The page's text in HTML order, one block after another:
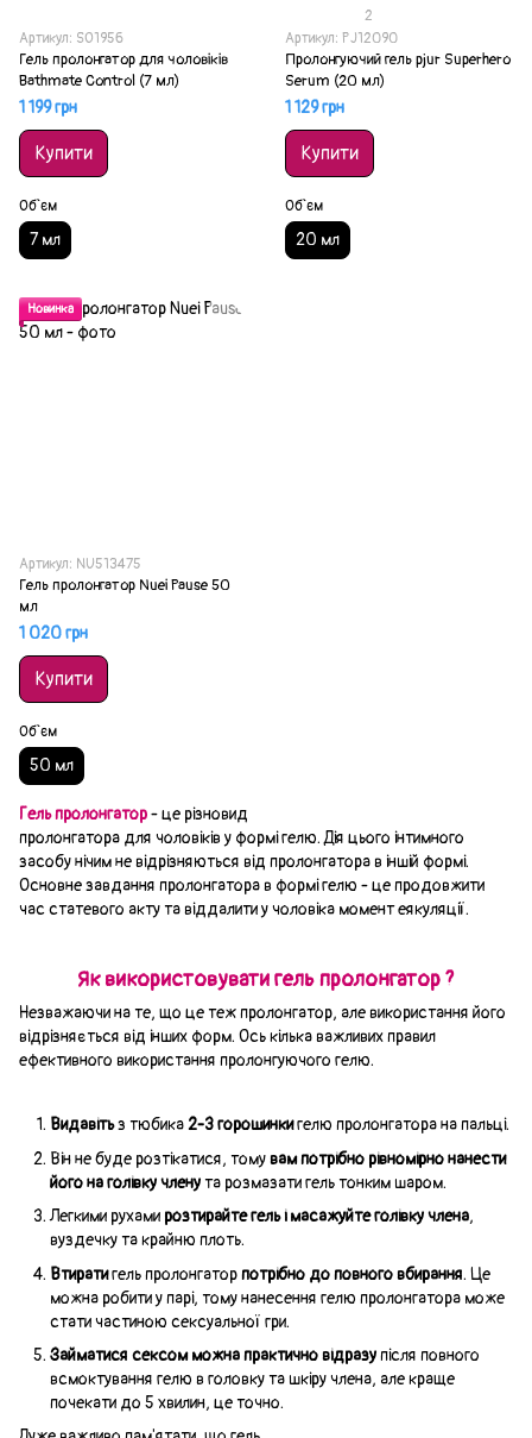
Артикул: SO1956
Гель пролонгатор для чоловіків
Bathmate Control (7 мл)
1 199 грн
Купити
Об`єм
7 мл
2
Артикул: PJ12090
Пролонгуючий гель pjur Superhero
Serum (20 мл)
1 129 грн
Купити
Об`єм
20 мл
Новинка
Артикул: NU513475
Гель пролонгатор Nuei Pause 50
мл
1 020 грн
Купити
Об`єм
50 мл
Гель пролонгатор- це різновид
пролонгатора для чоловіків у формі гелю. Дія цього інтимного
засобу нічим не відрізняються від пролонгатора в іншій формі.
Основне завдання пролонгатора в формі гелю - це продовжити
час статевого акту та віддалити у чоловіка момент еякуляції.
Як використовувати гель пролонгатор ?
Незважаючи на те, що це теж пролонгатор, але використання його
відрізняється від інших форм. Ось кілька важливих правил
ефективного використання пролонгуючого гелю.
Видавітьз тюбика2-3 горошинкигелю пролонгатора на пальці.
Він не буде розтікатися, томувам потрібно рівномірно нанести
його на голівку членута розмазати гель тонким шаром.
Легкими рухами розтирайте гель і масажуйте голівку члена,
вуздечку та крайню плоть.
Втиратигель пролонгаторпотрібно до повного вбирання. Це
можна робити у парі, тому нанесення гелю пролонгатора може
стати частиною сексуальної гри.
Займатися сексом можна практично відразупісля повного
всмоктування гелю в головку та шкіру члена, але краще
почекати до 5 хвилин, це точно.